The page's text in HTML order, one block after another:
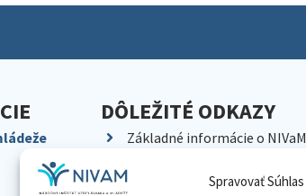
Spravovať Súhlas
DÔLEŽITÉ ODKAZY
Základné informácie o NIVaM
Kariéra